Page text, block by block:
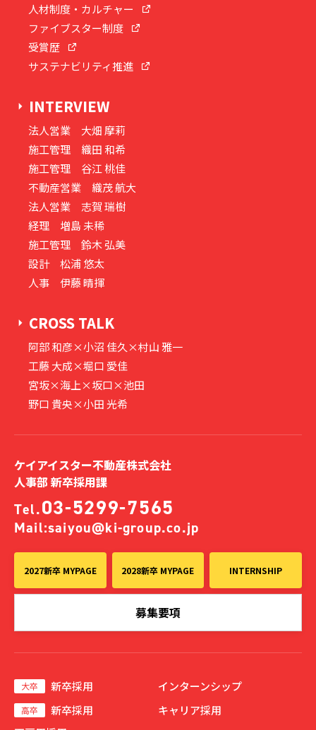
人材制度・カルチャー
ファイブスター制度
受賞歴
サステナビリティ推進
INTERVIEW
法人営業 大畑 摩莉
施工管理 織田 和希
施工管理 谷江 桃佳
不動産営業 織茂 航大
法人営業 志賀 瑞樹
経理 増島 未稀
施工管理 鈴木 弘美
設計 松浦 悠太
人事 伊藤 晴揮
CROSS TALK
阿部 和彦×小沼 佳久×村山 雅一
工藤 大成×堀口 愛佳
宮坂×海上×坂口×池田
野口 貴央×小田 光希
ケイアイスター不動産株式会社
人事部 新卒採用課
Tel.03-5299-7565
Mail:saiyou@ki-group.co.jp
2027新卒 MYPAGE 2028新卒 MYPAGE INTERNSHIP
募集要項
大卒 新卒採用 インターンシップ
高卒 新卒採用
キャリア採用